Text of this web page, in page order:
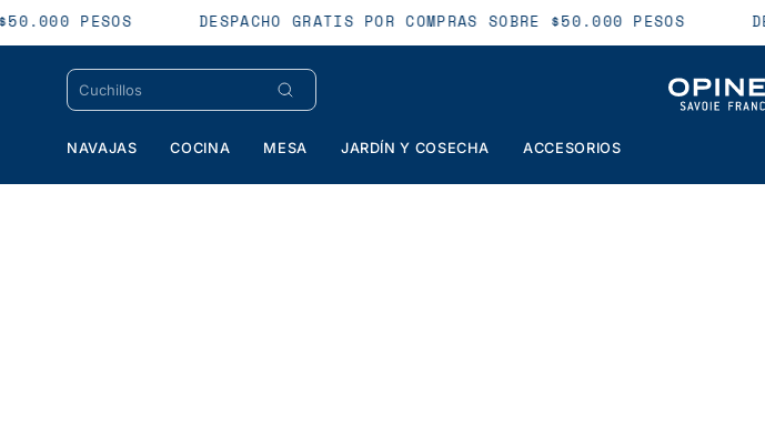
Saltar
al
contenido
$50.000 PESOS DESPACHO GRATIS POR COMPRAS SOBRE $50.000 PESOS
NAVAJAS COCINA MESA JARDÍN Y COSECHA ACCESORIOS